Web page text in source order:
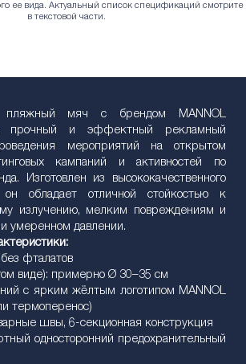
ее вида. Актуальный список спецификаций смотрите
в текстовой части.
пляжный мяч с брендом MANNOL
прочный и эффектный рекламный
мероприятий на открытом
кампаний и активностей по
Изготовлен из высококачественного
он обладает отличной стойкостью к
излучению, мелким повреждениям и
умеренном давлении.
фталатов
виде): примерно Ø 30–35 см
с ярким жёлтым логотипом MANNOL
термоперенос)
швы, 6-секционная конструкция
односторонний предохранительный